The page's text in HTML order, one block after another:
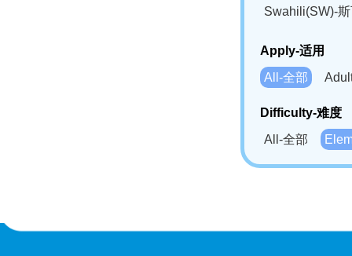
Swahili(SW)-
Apply-适用
All-全部
Difficulty-难度
All-全部